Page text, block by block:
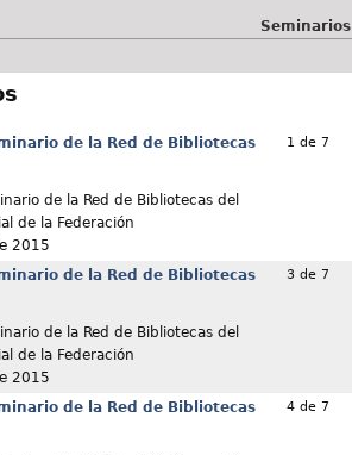
Seminarios
de la Red de Bibliotecas
de la Red de Bibliotecas del
de la Federación
2015
1 de 7
de la Red de Bibliotecas
de la Red de Bibliotecas del
de la Federación
2015
3 de 7
de la Red de Bibliotecas
4 de 7